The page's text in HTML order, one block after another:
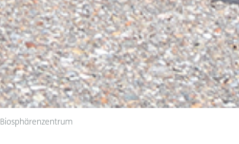
Biosphärenzentrum